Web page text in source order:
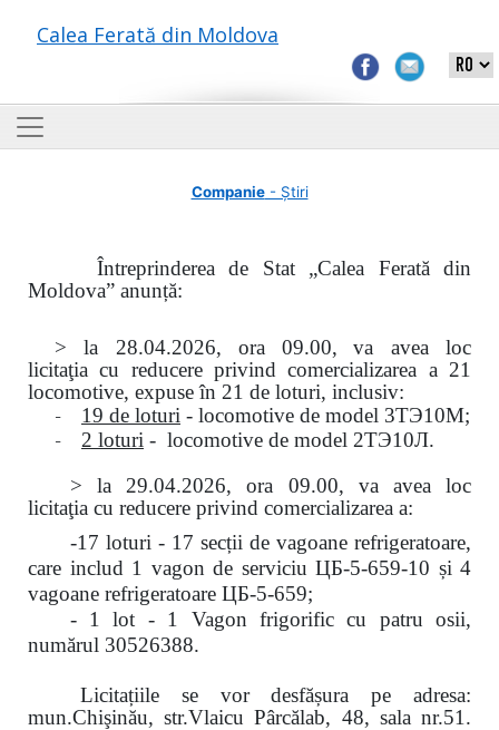
Calea Ferată din Moldova
Companie- Știri
Întreprinderea de Stat „Calea Ferată din
Moldova” anunță:
> la 28.04.2026, ora 09.00,
va avea loc
licitaţiacu reducere privind comercializarea a 21
locomotive, expuse în 21 de loturi, inclusiv:
- 19 de loturi - locomotive de model 3ТЭ10М;
- 2 loturi - locomotive de model 2ТЭ10Л.
> la 29.04.2026, ora 09.00, va avea loc
licitaţia cu reducere privind comercializarea a:
-17 loturi - 17 secții de vagoane refrigeratoare,
care includ 1 vagon de serviciu ЦБ-5-659-10 și 4
vagoane refrigeratoare ЦБ-5-659;
- 1 lot - 1 Vagon frigorific cu patru osii,
numărul 30526388.
Licitațiile se vor desfășura pe adresa:
mun.Chişinău, str.Vlaicu Pârcălab, 48, sala nr.51.